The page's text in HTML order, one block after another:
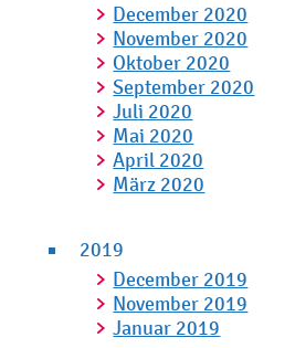
December 2020
November 2020
Oktober 2020
September 2020
Juli 2020
Mai 2020
April 2020
März 2020
2019
December 2019
November 2019
Januar 2019